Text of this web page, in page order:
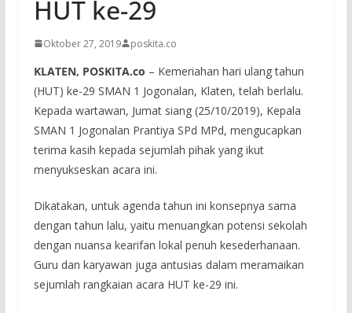
HUT ke-29
Oktober 27, 2019 poskita.co
KLATEN, POSKITA.co – Kemeriahan hari ulang tahun
(HUT) ke-29 SMAN 1 Jogonalan, Klaten, telah berlalu.
Kepada wartawan, Jumat siang (25/10/2019), Kepala
SMAN 1 Jogonalan Prantiya SPd MPd, mengucapkan
terima kasih kepada sejumlah pihak yang ikut
menyukseskan acara ini.
Dikatakan, untuk agenda tahun ini konsepnya sama
dengan tahun lalu, yaitu menuangkan potensi sekolah
dengan nuansa kearifan lokal penuh kesederhanaan.
Guru dan karyawan juga antusias dalam meramaikan
sejumlah rangkaian acara HUT ke-29 ini.